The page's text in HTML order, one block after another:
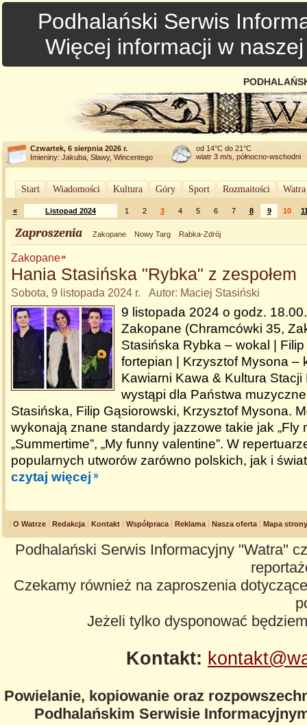
Podhalański Serwis
Więcej informacji w
Czwartek, 6 sierpnia 2026 r.
Imieniny: Jakuba, Sławy, Wincentego
od 14°C do 21°C
wiatr 3 m/s, północno-wschodni
Start Wiadomości Kultura Góry Sport Rozmaitości
« Listopad 2024 1 2 3 4 5 6 7 8 9 10
Zaproszenia Zakopane Nowy Targ Rabka-Zdrój
Zakopane
Hania Stasińska "Rybka" z zespołem
Sobota, 9 listopada 2024 r. Autor: Maciej Stasiński
9 listopada 2024 o godz.
Zakopane (Chramcówki 35,
Stasińska Rybka – wokal |
fortepian | Krzysztof Mysona –
Kawiarni Kawa & Kultura
wystąpi dla Państwa
Stasińska, Filip Gąsiorowski, Krzysztof Mysona.
wykonają znane standardy jazzowe takie jak „Fly
„Summertime”, „My funny valentine”. W
popularnych utworów zarówno polskich, jak i
czytaj więcej
O Watrze Redakcja Kontakt Współpraca Reklama Nasza oferta Mapa strony
Podhalański Serwis Informacyjny "Watra"
Czekamy również na zaproszenia
Jeżeli tylko dysponować
Kontakt:
Powielanie, kopiowanie oraz
Podhalańskim Serwisie